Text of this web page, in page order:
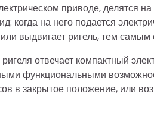
приводе, делятся
на него подается
выдвигает ригель, тем
отвечает компактный
функциональными
в закрытое положение, или